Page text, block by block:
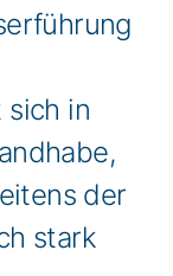
in
der
stark